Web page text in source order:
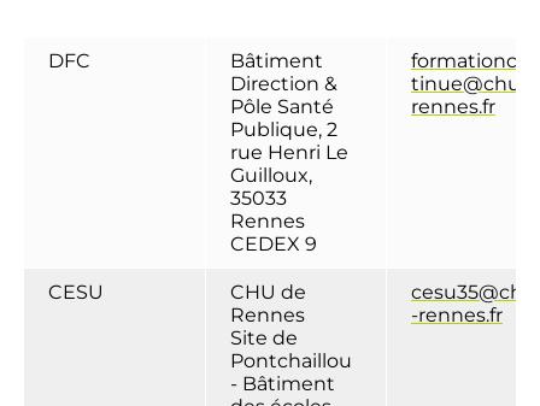
DFC
Bâtiment
Direction &
Pôle Santé
Publique, 2
rue Henri Le
Guilloux,
35033
Rennes
CEDEX 9
tinue@chu-
rennes.fr
CESU
CHU de
Rennes
Site de
Pontchaillou
- Bâtiment
cesu35@chu
-rennes.fr